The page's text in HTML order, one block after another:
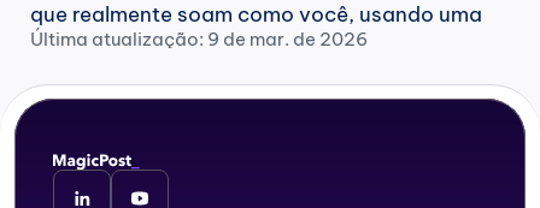
que realmente soam como você, usando uma
estrutura de humanização comprovada passo
Última atualização: 9 de mar. de 2026